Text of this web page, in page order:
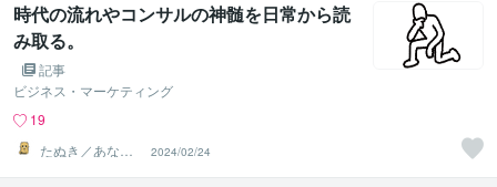
時代の流れやコンサルの神髄を日常から読
み取る。
記事
ビジネス・マーケティング
19
たぬき／あなた
の味方につきま
す
2024/02/24